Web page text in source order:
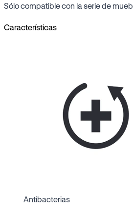
Sólo compatible con la serie de
Características
Antibacterias